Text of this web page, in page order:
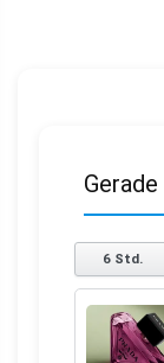
6 Std.